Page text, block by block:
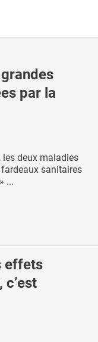
grandes
par la
les deux maladies
sanitaires
...
effets
c’est